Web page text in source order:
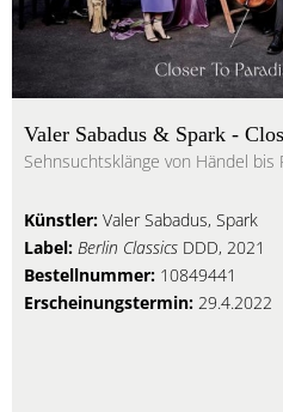
Valer Sabadus & Spark -
Sehnsuchtsklänge von Händel bis
Künstler: Valer Sabadus, Spark
Label: Berlin Classics DDD, 2021
Bestellnummer: 10849441
Erscheinungstermin: 29.4.2022